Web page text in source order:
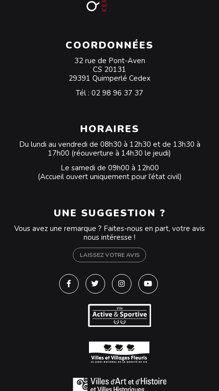
COORDONNÉES
32 rue de Pont-Aven
CS 20131
29391 Quimperlé Cedex
Tél : 02 98 96 37 37
HORAIRES
Du lundi au vendredi de 08h30 à 12h30 et de 13h30 à
17h00 (réouverture à 14h30 le jeudi)
Le samedi de 09h00 à 12h00
(Accueil ouvert uniquement pour l’état civil)
UNE SUGGESTION ?
Vous avez une remarque ? Faites-nous en part, votre avis
nous intéresse !
LAISSEZ VOTRE AVIS
Lien vers le compte Facebook
Lien vers le compte Twitter
Lien vers le compte
Lien vers la chaîne